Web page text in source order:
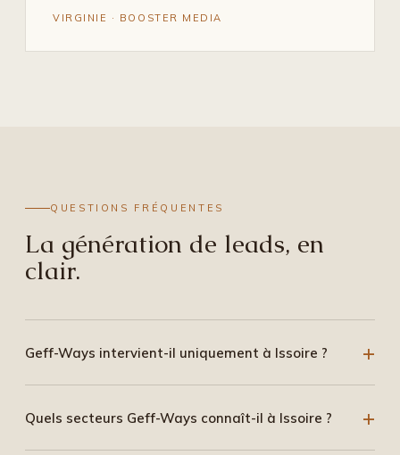
VIRGINIE · BOOSTER MEDIA
QUESTIONS FRÉQUENTES
La génération de leads, en
clair.
Geff-Ways intervient-il uniquement à Issoire ?
Quels secteurs Geff-Ways connaît-il à Issoire ?